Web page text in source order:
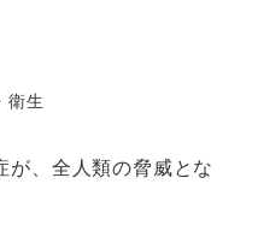
衛生
が、全人類の脅威とな